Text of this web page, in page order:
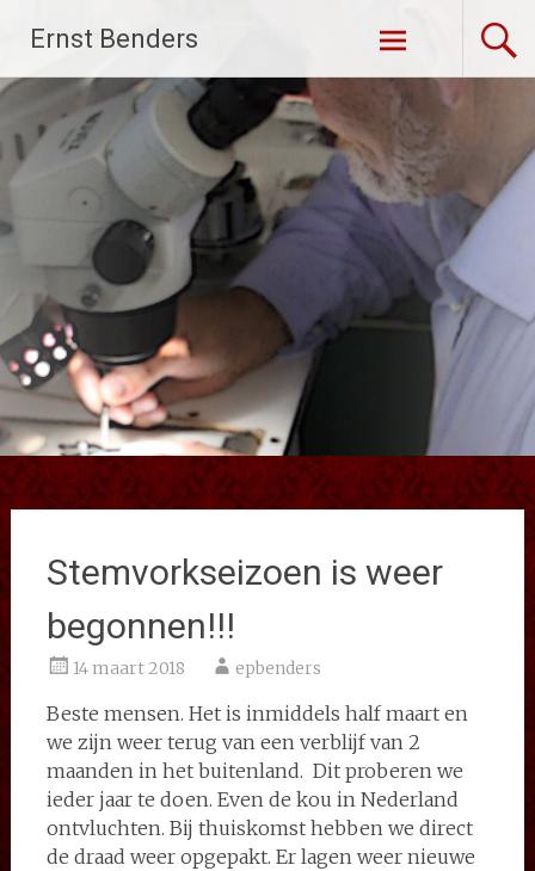
naar
de
inhoud
Ernst Benders
Stemvorkseizoen is weer
begonnen!!!
14 maart 2018 epbenders
Beste mensen. Het is inmiddels half maart en
we zijn weer terug van een verblijf van 2
maanden in het buitenland. Dit proberen we
ieder jaar te doen. Even de kou in Nederland
ontvluchten. Bij thuiskomst hebben we direct
de draad weer opgepakt. Er lagen weer nieuwe